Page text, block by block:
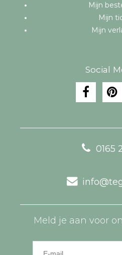
Mijn
Mijn
Mijn
Social
0165
Meld je aan voor